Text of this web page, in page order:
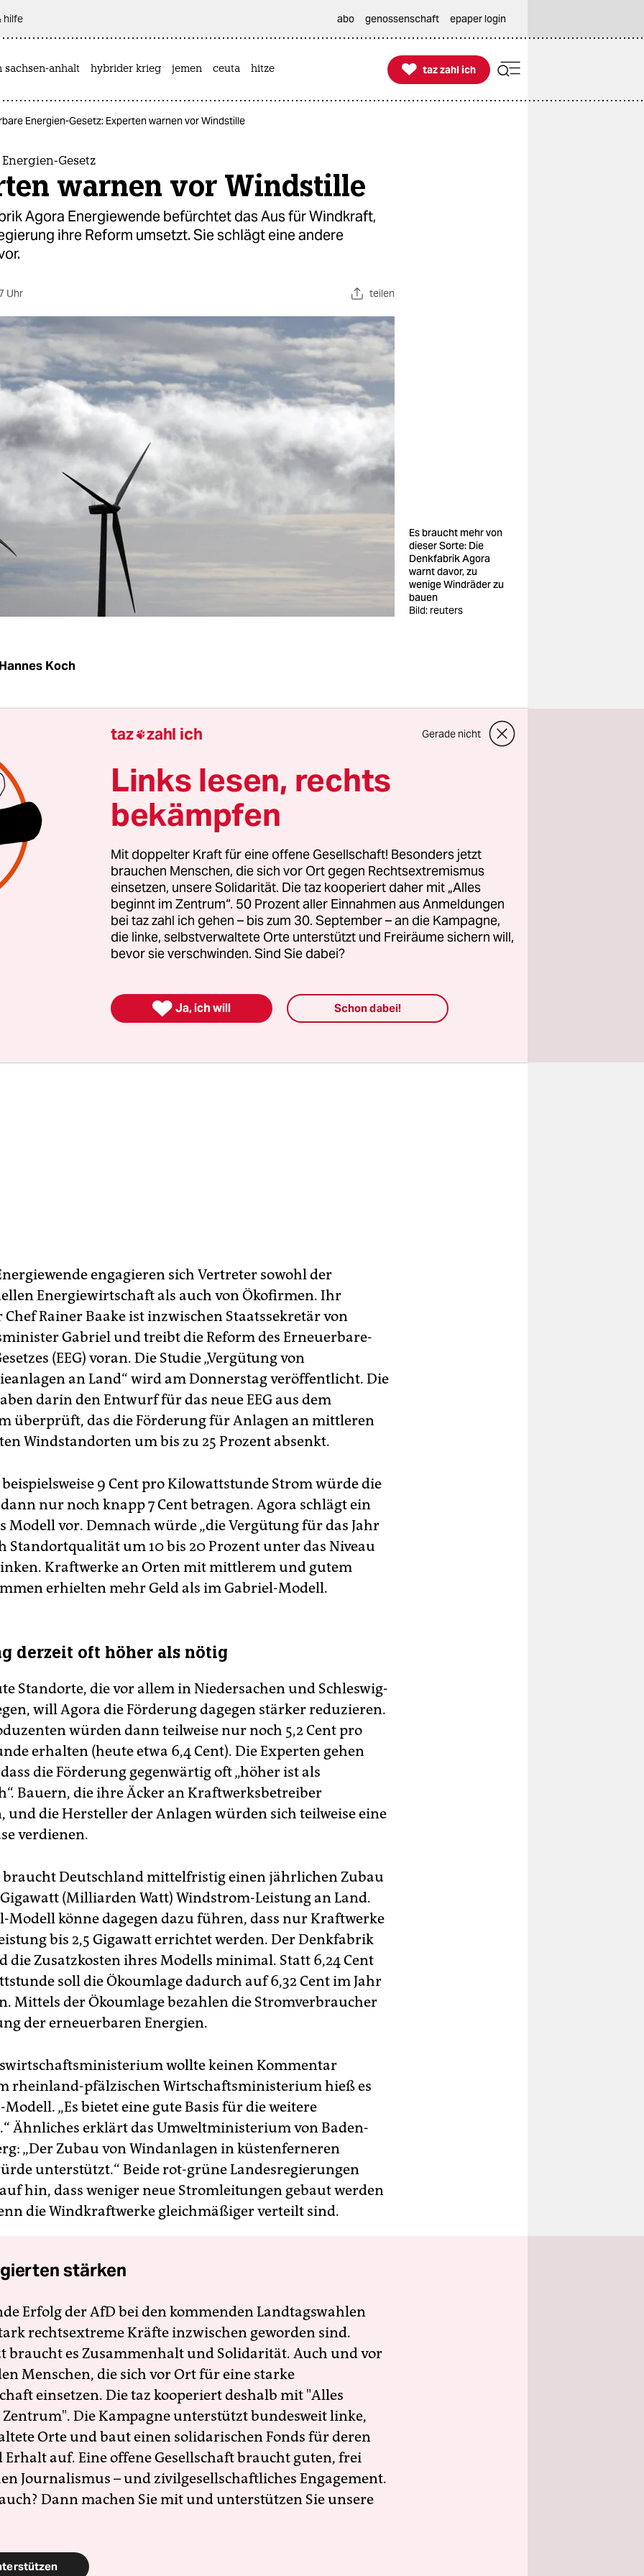
hilfe abo genossenschaft epaper login
sachsen-anhalt hybrider krieg jemen ceuta hitze 
taz zahl ich
taz zahl ich
Energien-Gesetz: Experten warnen vor Windstille
Gesetz
warnen vor Windstille
Agora Energiewende befürchtet das Aus für Windkraft,
ihre Reform umsetzt. Sie schlägt eine andere
Uhr teilen
Es braucht mehr von
dieser Sorte: Die
Denkfabrik Agora
warnt davor, zu
wenige Windräder zu
bauen
Bild: reuters
Hannes Koch
Vor dem Risiko, dass in Deutschland bald wesentlich
gebaut werden als nötig, warnt die Denkfabrik
Sie plädiert deshalb dafür, die Förderung nicht
reduzieren, wie Bundeswirtschaftsminister Sigmar Gabriel
„Derartige Kürzungen könnten dazu führen, dass der
in den südlichen Bundesländern zum
sagte Agora-Direktor Patrick Graichen.
Studie, die der taz vorab vorliegt, hat die Organisation
Fördermodell für Windkraftwerke durchgerechnet. Die
so kaum steigen, und in Nordrhein-Westfalen,
Pfalz, Hessen, Baden-Württemberg und Bayern könnten
engagieren sich Vertreter sowohl der
Energiewirtschaft als auch von Ökofirmen. Ihr
Rainer Baake ist inzwischen Staatssekretär von
Gabriel und treibt die Reform des Erneuerbare-
(EEG) voran. Die Studie „Vergütung von
an Land“ wird am Donnerstag veröffentlicht. Die
darin den Entwurf für das neue EEG aus dem
überprüft, das die Förderung für Anlagen an mittleren
Windstandorten um bis zu 25 Prozent absenkt.
9 Cent pro Kilowattstunde Strom würde die
nur noch knapp 7 Cent betragen. Agora schlägt ein
Modell vor. Demnach würde „die Vergütung für das Jahr
Standortqualität um 10 bis 20 Prozent unter das Niveau
Kraftwerke an Orten mit mittlerem und gutem
erhielten mehr Geld als im Gabriel-Modell.
derzeit oft höher als nötig
Standorte, die vor allem in Niedersachen und Schleswig-
will Agora die Förderung dagegen stärker reduzieren.
würden dann teilweise nur noch 5,2 Cent pro
erhalten (heute etwa 6,4 Cent). Die Experten gehen
die Förderung gegenwärtig oft „höher ist als
Bauern, die ihre Äcker an Kraftwerksbetreiber
und die Hersteller der Anlagen würden sich teilweise eine
verdienen.
braucht Deutschland mittelfristig einen jährlichen Zubau
(Milliarden Watt) Windstrom-Leistung an Land.
Modell könne dagegen dazu führen, dass nur Kraftwerke
bis 2,5 Gigawatt errichtet werden. Der Denkfabrik
die Zusatzkosten ihres Modells minimal. Statt 6,24 Cent
soll die Ökoumlage dadurch auf 6,32 Cent im Jahr
Mittels der Ökoumlage bezahlen die Stromverbraucher
der erneuerbaren Energien.
wollte keinen Kommentar
rheinland-pfälzischen Wirtschaftsministerium hieß es
„Es bietet eine gute Basis für die weitere
Ähnliches erklärt das Umweltministerium von Baden-
„Der Zubau von Windanlagen in küstenferneren
unterstützt.“ Beide rot-grüne Landesregierungen
hin, dass weniger neue Stromleitungen gebaut werden
die Windkraftwerke gleichmäßiger verteilt sind.
stärken
Erfolg der AfD bei den kommenden Landtagswahlen
rechtsextreme Kräfte inzwischen geworden sind.
braucht es Zusammenhalt und Solidarität. Auch und vor
Menschen, die sich vor Ort für eine starke
einsetzen. Die taz kooperiert deshalb mit "Alles
Die Kampagne unterstützt bundesweit linke,
Orte und baut einen solidarischen Fonds für deren
Erhalt auf. Eine offene Gesellschaft braucht guten, frei
Journalismus – und zivilgesellschaftliches Engagement.
Dann machen Sie mit und unterstützen Sie unsere
taz zahl ich Gerade nicht
Links lesen, rechts
bekämpfen
Mit doppelter Kraft für eine offene Gesellschaft! Besonders jetzt
brauchen Menschen, die sich vor Ort gegen Rechtsextremismus
einsetzen, unsere Solidarität. Die taz kooperiert daher mit „Alles
beginnt im Zentrum“. 50 Prozent aller Einnahmen aus Anmeldungen
bei taz zahl ich gehen – bis zum 30. September – an die Kampagne,
die linke, selbstverwaltete Orte unterstützt und Freiräume sichern will,
bevor sie verschwinden. Sind Sie dabei?
 Ja, ich will Schon dabei!